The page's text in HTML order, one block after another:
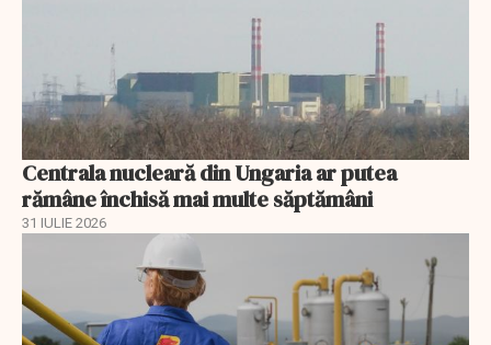
Centrala nucleară din Ungaria ar putea
rămâne închisă mai multe săptămâni
31 IULIE 2026